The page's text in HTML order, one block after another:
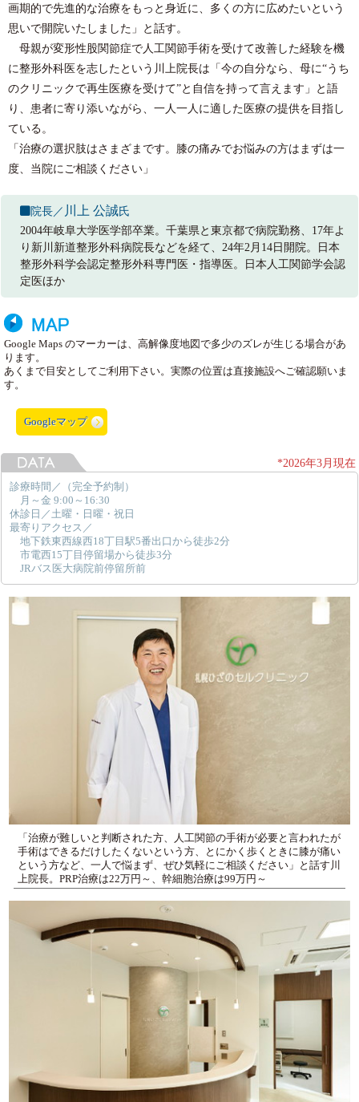
画期的で先進的な治療をもっと身近に、多くの方に広めたいという
思いで開院いたしました」と話す。
母親が変形性股関節症で人工関節手術を受けて改善した経験を機
に整形外科医を志したという川上院長は「今の自分なら、母に“うち
のクリニックで再生医療を受けて”と自信を持って言えます」と語
り、患者に寄り添いながら、一人一人に適した医療の提供を目指し
ている。
「治療の選択肢はさまざまです。膝の痛みでお悩みの方はまずは一
度、当院にご相談ください」
院長／ 川上 公誠氏
2004年岐阜大学医学部卒業。千葉県と東京都で病院勤務、17年よ
り新川新道整形外科病院長などを経て、24年2月14日開院。日本
整形外科学会認定整形外科専門医・指導医。日本人工関節学会認
定医ほか
Google Maps のマーカーは、高解像度地図で多少のズレが生じる場合があ
ります。
あくまで目安としてご利用下さい。実際の位置は直接施設へご確認願いま
す。
Googleマップ
*2026年3月現在
診療時間／（完全予約制）
月～金 9:00～16:30
休診日／土曜・日曜・祝日
最寄りアクセス／
地下鉄東西線西18丁目駅5番出口から徒歩2分
市電西15丁目停留場から徒歩3分
JRバス医大病院前停留所前
「治療が難しいと判断された方、人工関節の手術が必要と言われたが
手術はできるだけしたくないという方、とにかく歩くときに膝が痛い
という方など、一人で悩まず、ぜひ気軽にご相談ください」と話す川
上院長。PRP治療は22万円～、幹細胞治療は99万円～